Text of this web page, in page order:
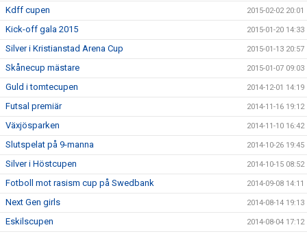
Kdff cupen 2015-02-02 20:01
Kick-off gala 2015 2015-01-20 14:33
Silver i Kristianstad Arena Cup 2015-01-13 20:57
Skånecup mästare 2015-01-07 09:03
Guld i tomtecupen 2014-12-01 14:19
Futsal premiär 2014-11-16 19:12
Växjösparken 2014-11-10 16:42
Slutspelat på 9-manna 2014-10-26 19:45
Silver i Höstcupen 2014-10-15 08:52
Fotboll mot rasism cup på Swedbank 2014-09-08 14:11
Next Gen girls 2014-08-14 19:13
Eskilscupen 2014-08-04 17:12